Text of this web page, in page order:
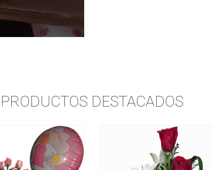
PRODUCTOS DESTACADOS